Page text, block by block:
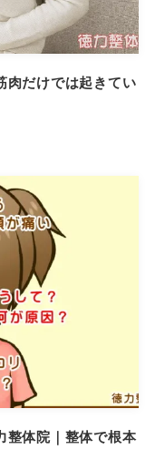
肉だけでは起きてい
整体院｜整体で根本